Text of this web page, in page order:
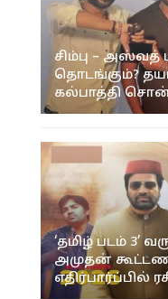
சிம்பு – அஸ்வத்
தொடங்கும்?
கல்பாத்தி
‘தமிழ் படம் 3’
அமுதன்
எதிர்பார்ப்பில்